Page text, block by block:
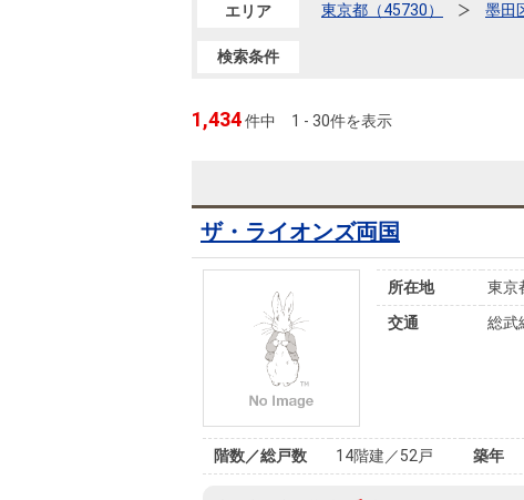
購入向けサービス
住まいと暮らしの税金の本（電子ブック）
売却向けサービス
住まいと暮らしの税金の本（電子ブック）
エリア 東京都（45730） 墨田
検索条件
1,434件中 1 - 30件を表示
ザ・ライオンズ両国
所在地
東京
交通
総武
階数／総戸数 14階建／52戸 築年